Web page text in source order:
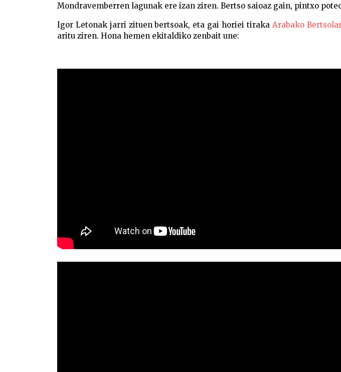
Mondravemberren lagunak ere izan ziren. Bertso saioaz gain, pintxo
Igor Letonak jarri zituen bertsoak, eta gai horiei tiraka Arabako
aritu ziren. Hona hemen ekitaldiko zenbait une: